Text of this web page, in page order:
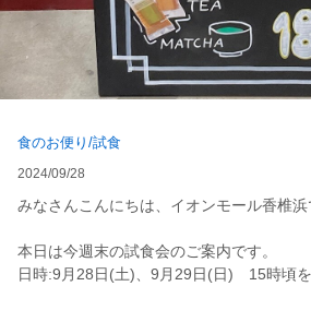
食のお便り/試食
2024/09/28
みなさんこんにちは、イオンモール香椎浜
本日は今週末の試食会のご案内です。
日時:9月28日(土)、9月29日(日) 15時頃を